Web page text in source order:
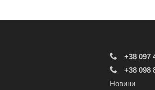
+38 097
+38 098
Новини